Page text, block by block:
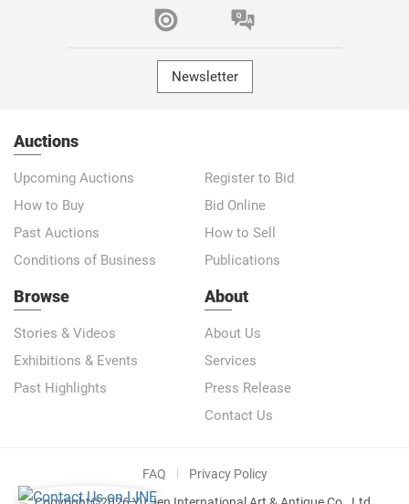
Newsletter
Auctions
Upcoming Auctions
Register to Bid
How to Buy
Bid Online
Past Auctions
How to Sell
Conditions of Business
Publications
Browse
Stories & Videos
Exhibitions & Events
Past Highlights
About
About Us
Services
Press Release
Contact Us
FAQ
Privacy Policy